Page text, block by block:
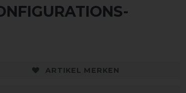
ARTIKEL MERKEN